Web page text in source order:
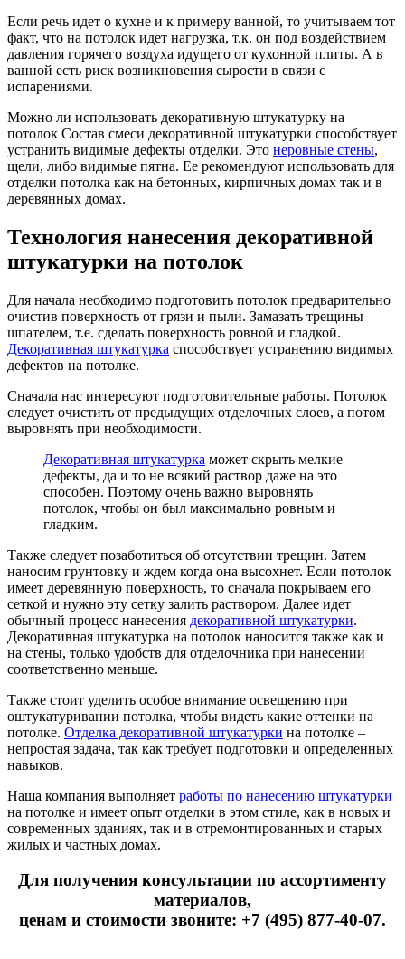
Если речь идет о кухне и к примеру ванной, то учитываем тот
факт, что на потолок идет нагрузка, т.к. он под воздействием
давления горячего воздуха идущего от кухонной плиты. А в
ванной есть риск возникновения сырости в связи с
испарениями.
Можно ли использовать декоративную штукатурку на
потолок Состав смеси декоративной штукатурки способствует
устранить видимые дефекты отделки. Это неровные стены,
щели, либо видимые пятна. Ее рекомендуют использовать для
отделки потолка как на бетонных, кирпичных домах так и в
деревянных домах.
Технология нанесения декоративной
штукатурки на потолок
Для начала необходимо подготовить потолок предварительно
очистив поверхность от грязи и пыли. Замазать трещины
шпателем, т.е. сделать поверхность ровной и гладкой.
Декоративная штукатурка способствует устранению видимых
дефектов на потолке.
Сначала нас интересуют подготовительные работы. Потолок
следует очистить от предыдущих отделочных слоев, а потом
выровнять при необходимости.
Декоративная штукатурка может скрыть мелкие
дефекты, да и то не всякий раствор даже на это
способен. Поэтому очень важно выровнять
потолок, чтобы он был максимально ровным и
гладким.
Также следует позаботиться об отсутствии трещин. Затем
наносим грунтовку и ждем когда она высохнет. Если потолок
имеет деревянную поверхность, то сначала покрываем его
сеткой и нужно эту сетку залить раствором. Далее идет
обычный процесс нанесения декоративной штукатурки.
Декоративная штукатурка на потолок наносится также как и
на стены, только удобств для отделочника при нанесении
соответственно меньше.
Также стоит уделить особое внимание освещению при
оштукатуривании потолка, чтобы видеть какие оттенки на
потолке. Отделка декоративной штукатурки на потолке –
непростая задача, так как требует подготовки и определенных
навыков.
Наша компания выполняет работы по нанесению штукатурки
на потолке и имеет опыт отделки в этом стиле, как в новых и
современных зданиях, так и в отремонтированных и старых
жилых и частных домах.
Для получения консультации по ассортименту
материалов,
ценам и стоимости звоните: +7 (495) 877-40-07.